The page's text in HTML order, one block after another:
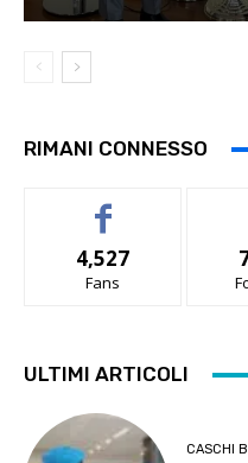
RIMANI CONNESSO
4,527
Fans
ULTIMI ARTICOLI
CASCHI